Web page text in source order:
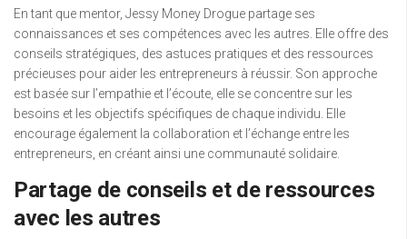
En tant que mentor, Jessy Money Drogue partage ses
connaissances et ses compétences avec les autres. Elle offre des
conseils stratégiques, des astuces pratiques et des ressources
précieuses pour aider les entrepreneurs à réussir. Son approche
est basée sur l’empathie et l’écoute, elle se concentre sur les
besoins et les objectifs spécifiques de chaque individu. Elle
encourage également la collaboration et l’échange entre les
entrepreneurs, en créant ainsi une communauté solidaire.
Partage de conseils et de ressources
avec les autres